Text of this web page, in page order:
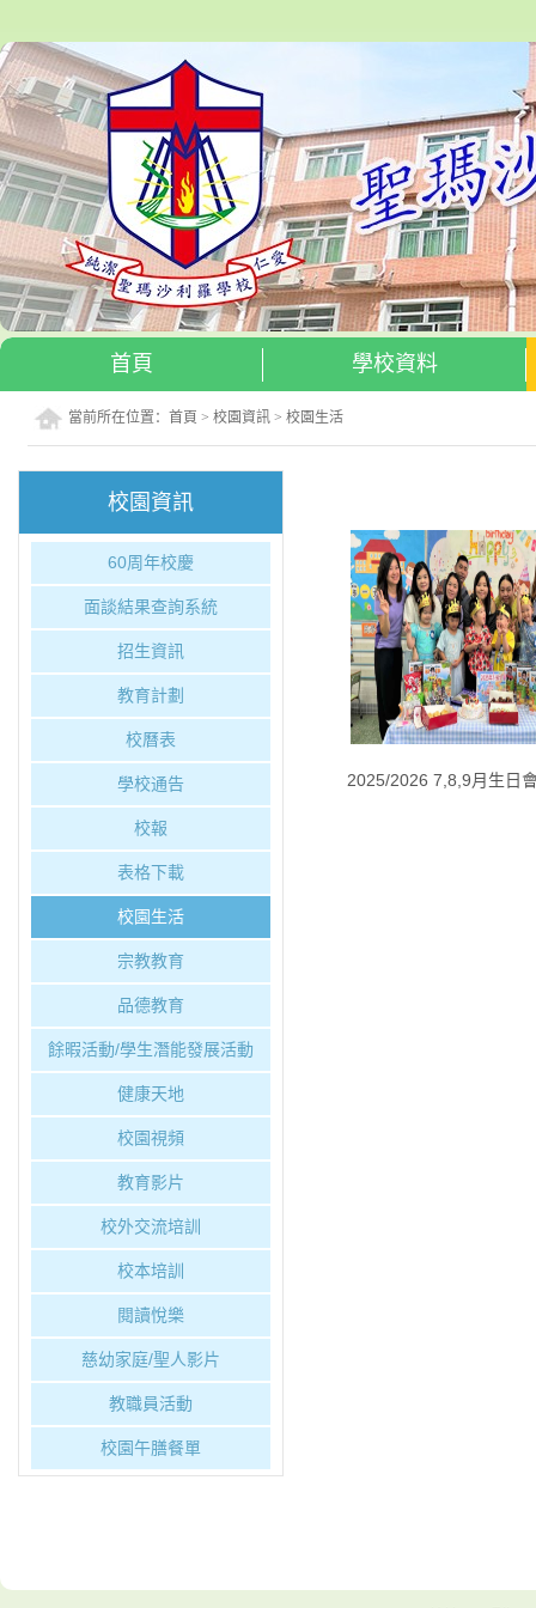
首頁 學校資料
當前所在位置：首頁 >校園資訊 >校園生活
校園資訊
60周年校慶
面談結果查詢系統
招生資訊
教育計劃
校曆表
學校通告
校報
表格下載
校園生活
宗教教育
品德教育
餘暇活動/學生潛能發展活動
健康天地
校園視頻
教育影片
校外交流培訓
校本培訓
閱讀悅樂
慈幼家庭/聖人影片
教職員活動
校園午膳餐單
2025/2026 7,8,9月生日